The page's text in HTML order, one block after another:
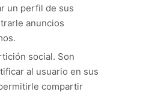
un perfil de sus
anuncios
social. Son
al usuario en sus
compartir